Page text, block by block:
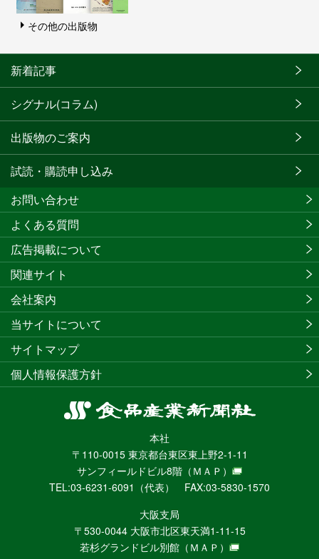
その他の出版物
新着記事
シグナル(コラム)
出版物のご案内
試読・購読申し込み
食
産
業
新
聞
社
ニ
ュ
本社
〒110-0015 東京都台東区東上野2-1-11
サンフィールドビル8階 （ＭＡＰ）
TEL:03-6231-6091（代表） FAX:03-5830-1570
大阪支局
〒530-0044 大阪市北区東天満1-11-15
若杉グランドビル別館 （ＭＡＰ）
お問い合わせ
よくある質問
広告掲載について
関連サイト
会社案内
当サイトについて
サイトマップ
個人情報保護方針